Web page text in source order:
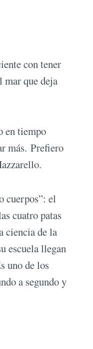
con tener
mar que deja
en tiempo
más. Prefiero
cuerpos”: el
cuatro patas
ciencia de la
escuela llegan
uno de los
a segundo y